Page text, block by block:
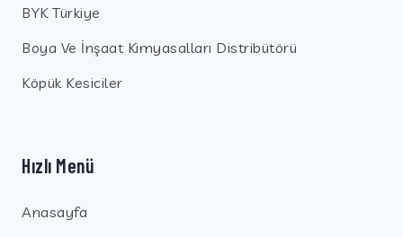
BYK Türkiye
Boya Ve İnşaat Kimyasalları Distribütörü
Köpük Kesiciler
Hızlı Menü
Anasayfa